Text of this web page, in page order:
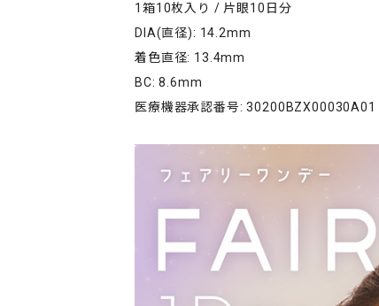
1箱10枚入り / 片眼10日分
DIA(直径): 14.2mm
着色直径: 13.4mm
BC: 8.6mm
医療機器承認番号: 30200BZX00030A01